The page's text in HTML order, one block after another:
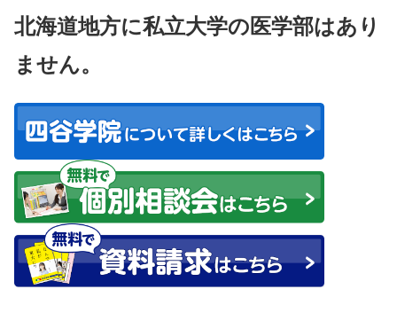
北海道地方に私立大学の医学部はあり
ません。